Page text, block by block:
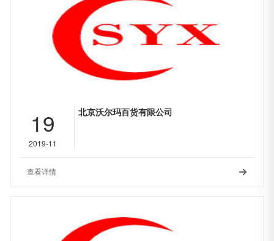
19
2019-11
北京沃尔玛百货有限公司
查看详情 